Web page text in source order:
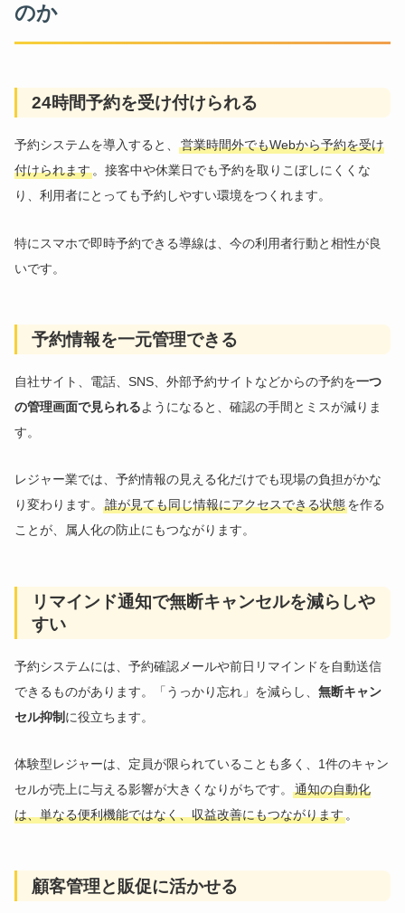
のか
24時間予約を受け付けられる
予約システムを導入すると、営業時間外でもWebから予約を受け
付けられます。接客中や休業日でも予約を取りこぼしにくくな
り、利用者にとっても予約しやすい環境をつくれます。
特にスマホで即時予約できる導線は、今の利用者行動と相性が良
いです。
予約情報を一元管理できる
自社サイト、電話、SNS、外部予約サイトなどからの予約を一つ
の管理画面で見られるようになると、確認の手間とミスが減りま
す。
レジャー業では、予約情報の見える化だけでも現場の負担がかな
り変わります。誰が見ても同じ情報にアクセスできる状態を作る
ことが、属人化の防止にもつながります。
リマインド通知で無断キャンセルを減らしや
すい
予約システムには、予約確認メールや前日リマインドを自動送信
できるものがあります。「うっかり忘れ」を減らし、無断キャン
セル抑制 に役立ちます。
体験型レジャーは、定員が限られていることも多く、1件のキャン
セルが売上に与える影響が大きくなりがちです。通知の自動化
は、単なる便利機能ではなく、収益改善にもつながります 。
顧客管理と販促に活かせる